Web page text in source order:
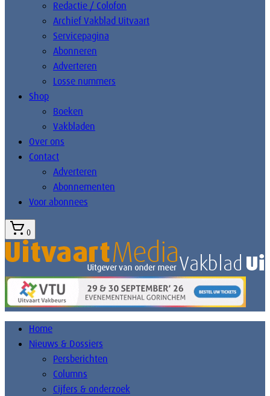
Redactie / Colofon
Archief Vakblad Uitvaart
Servicepagina
Abonneren
Adverteren
Losse nummers
Shop
Boeken
Vakbladen
Over ons
Contact
Adverteren
Abonnementen
Voor abonnees
0
Home
Nieuws & Dossiers
Persberichten
Columns
Cijfers & onderzoek